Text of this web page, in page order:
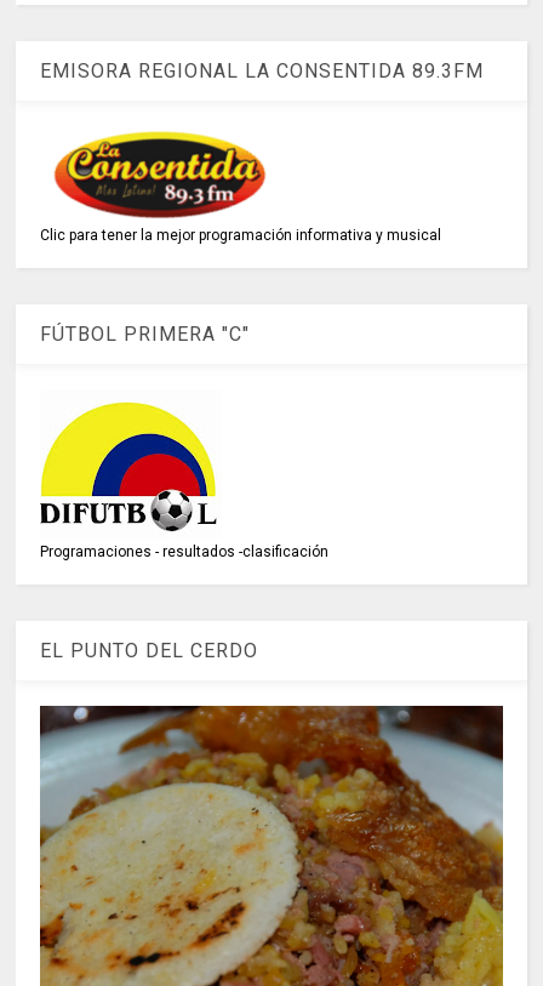
EMISORA REGIONAL LA CONSENTIDA 89.3FM
Clic para tener la mejor programación informativa y musical
FÚTBOL PRIMERA "C"
Programaciones - resultados -clasificación
EL PUNTO DEL CERDO